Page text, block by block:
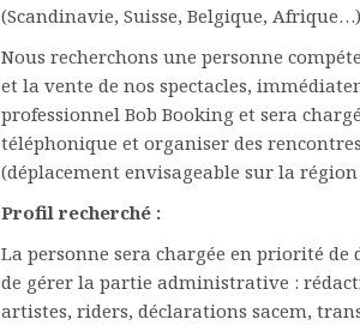
(Scandinavie, Suisse, Belgique,
Nous recherchons une personne
et la vente de nos spectacles,
professionnel Bob Booking et sera
téléphonique et organiser des
(déplacement envisageable sur la région
Profil recherché :
La personne sera chargée en priorité
de gérer la partie administrative :
artistes, riders, déclarations sacem,